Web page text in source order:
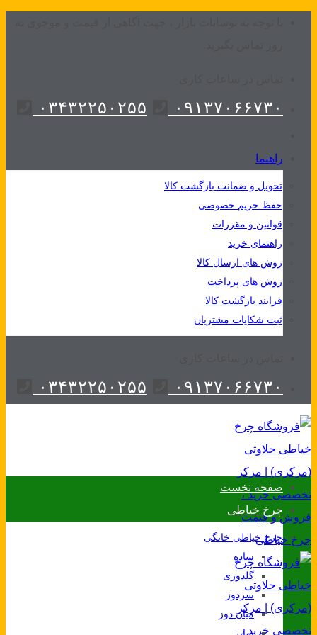
۰۹۱۳۷۰۶۶۷۳۰ ۰۳۴۳۲۲۵۰۲۵۵
راهنما
تحویل و ضمانت بازگشت کالا
حفظ حریم خصوصی
قوانین و مقررات
راهنمای خرید
روش های ارسال کالا
روش های پرداخت
فرایند بازگشت کالا
ثبت شکایات مشتریان
۰۹۱۳۷۰۶۶۷۳۰ ۰۳۴۳۲۲۵۰۲۵۵
صفحه نخست
چرخ خیاطی
چرخ خیاطی خانگی
ساده
گلدوزی
سردوز
میان دوز